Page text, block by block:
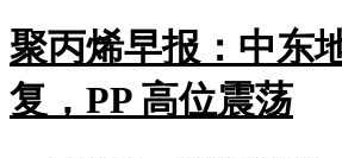
聚丙烯早报：中东
复，PP 高位震荡